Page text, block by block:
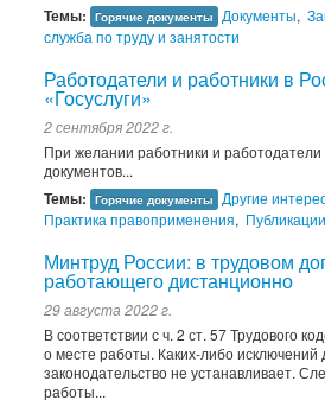
Темы: Горячие документы Документы,
служба по труду и занятости
Работодатели и работники в
«Госуслуги»
2 сентября 2022 г.
При желании работники и
документов...
Темы: Горячие документы Другие
Практика правоприменения, Публикации
Минтруд России: в трудовом
работающего дистанционно
29 августа 2022 г.
В соответствии с ч. 2 ст. 57 Трудового
о месте работы. Каких-либо исключений
законодательство не устанавливает.
работы...